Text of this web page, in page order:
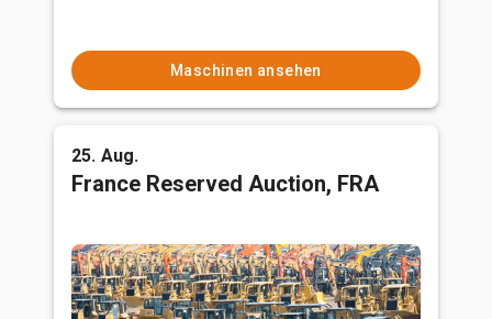
Maschinen ansehen
25. Aug.
France Reserved Auction, FRA